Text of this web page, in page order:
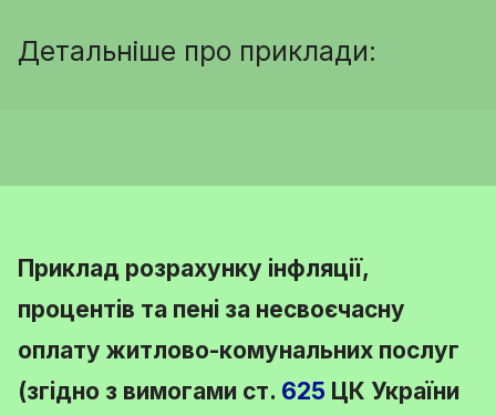
Детальніше про приклади:
Приклад розрахунку інфляції,
процентів та пені за несвоєчасну
оплату житлово-комунальних послуг
(згідно з вимогами ст. 625 ЦК України